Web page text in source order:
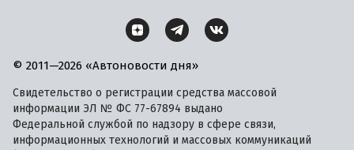
© 2011—2026 «Автоновости дня»
Свидетельство о регистрации средства массовой
информации ЭЛ № ФС 77-67894 выдано
Федеральной службой по надзору в сфере связи,
информационных технологий и массовых коммуникаций